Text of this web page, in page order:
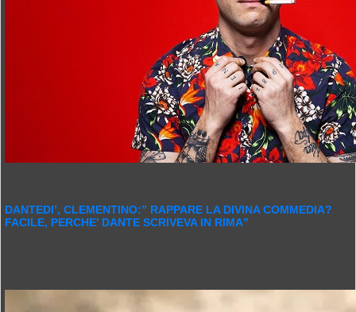
DANTEDI’, CLEMENTINO:” RAPPARE LA DIVINA COMMEDIA?
FACILE, PERCHE’ DANTE SCRIVEVA IN RIMA”